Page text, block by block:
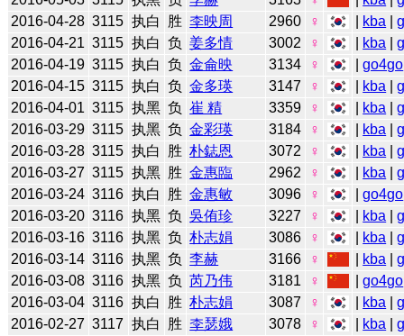
2016-04-28 3115 执白 胜 李映周 2960 ♀ kba |
2016-04-21 3115 执白 负 姜多情 3002 ♀ kba |
2016-04-19 3115 执白 负 金侖映 3134 ♀ |go4go
2016-04-15 3115 执白 负 金多瑛 3147 ♀ kba |
2016-04-01 3115 执黑 负 崔 精 3359 ♀ kba |
2016-03-29 3115 执黑 负 金彩瑛 3184 ♀ kba |
2016-03-28 3115 执白 胜 朴鋕恩 3072 ♀ kba |
2016-03-27 3115 执黑 胜 金惠臨 2962 ♀ kba |
2016-03-24 3116 执白 胜 金惠敏 3096 ♀ |go4go
2016-03-20 3116 执黑 负 吳侑珍 3227 ♀ kba |
2016-03-16 3116 执黑 负 朴志娟 3086 ♀ kba |
2016-03-14 3116 执黑 负 李赫 3166 ♀ kba |
2016-03-08 3116 执黑 负 芮乃伟 3181 ♀ |go4go
2016-03-04 3116 执白 胜 朴志娟 3087 ♀ kba |
2016-02-27 3117 执白 胜 李瑟娥 3078 ♀ kba |